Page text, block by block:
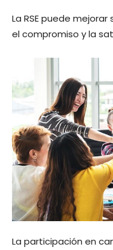
La RSE puede
el compromiso y la
La participación en